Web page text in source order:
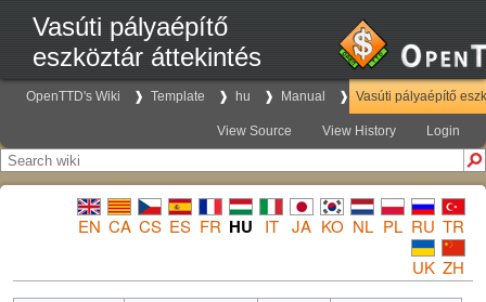
Vasúti pályaépítő
eszköztár áttekintés
OpenTTD's Wiki Template hu Manual Vasúti pályaépítő
View Source View History Login
EN CA CS ES FR HU IT JA KO NL PL RU TR
UK ZH